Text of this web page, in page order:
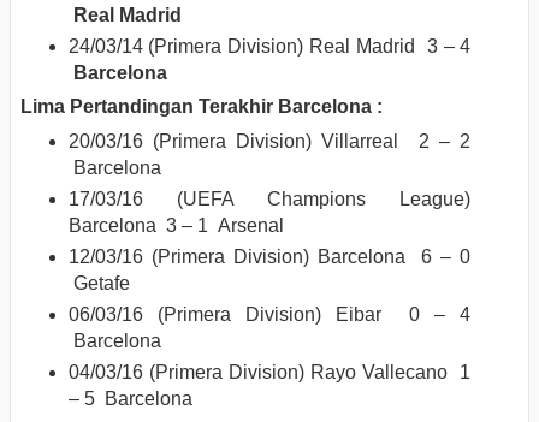
Real Madrid
24/03/14 (Primera Division) Real Madrid 3 – 4
Barcelona
Lima Pertandingan Terakhir Barcelona :
20/03/16 (Primera Division) Villarreal 2 – 2
Barcelona
17/03/16 (UEFA Champions League)
Barcelona 3 – 1 Arsenal
12/03/16 (Primera Division) Barcelona 6 – 0
Getafe
06/03/16 (Primera Division) Eibar 0 – 4
Barcelona
04/03/16 (Primera Division) Rayo Vallecano 1
– 5 Barcelona